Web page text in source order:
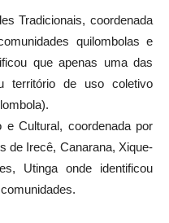
Tradicionais, coordenada
quilombolas e
que apenas uma das
território de uso coletivo
e Cultural, coordenada por
de Irecê, Canarana, Xique-
Utinga onde identificou